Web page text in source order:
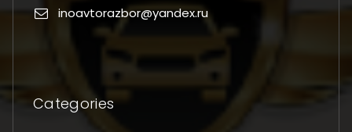
inoavtorazbor@yandex.ru
Categories